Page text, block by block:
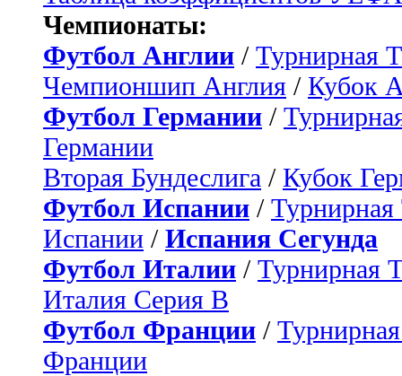
Чемпионаты:
Футбол Англии / Турнирная
Чемпионшип Англия / Кубок
Футбол Германии /
Германии
Вторая Бундеслига / Кубок
Футбол Испании / Турнирная
Испании / Испания Сегунда
Футбол Италии / Турнирная
Италия Серия B
Футбол Франции /
Франции